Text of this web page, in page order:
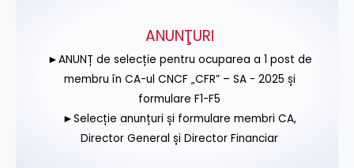
ANUNŢURI
►ANUNȚ de selecție pentru ocuparea a 1 post de
membru în CA-ul CNCF „CFR” – SA - 2025 și
formulare F1-F5
►Selecție anunțuri și formulare membri CA,
Director General și Director Financiar